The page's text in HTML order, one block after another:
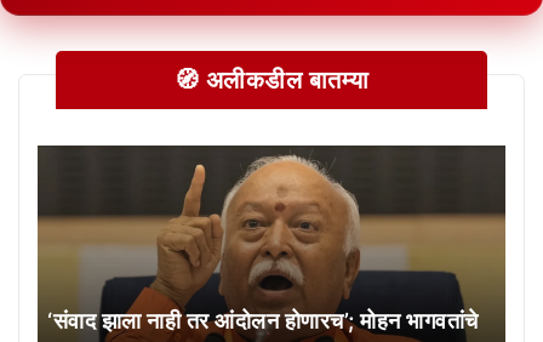
🧭 अलीकडील बातम्या
‘संवाद झाला नाही तर आंदोलन होणारच’; मोहन भागवतांचे